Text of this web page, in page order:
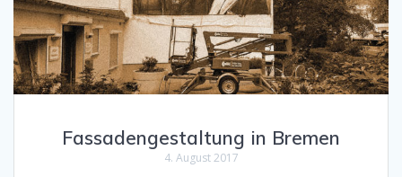
Fassadengestaltung in Bremen
4. August 2017